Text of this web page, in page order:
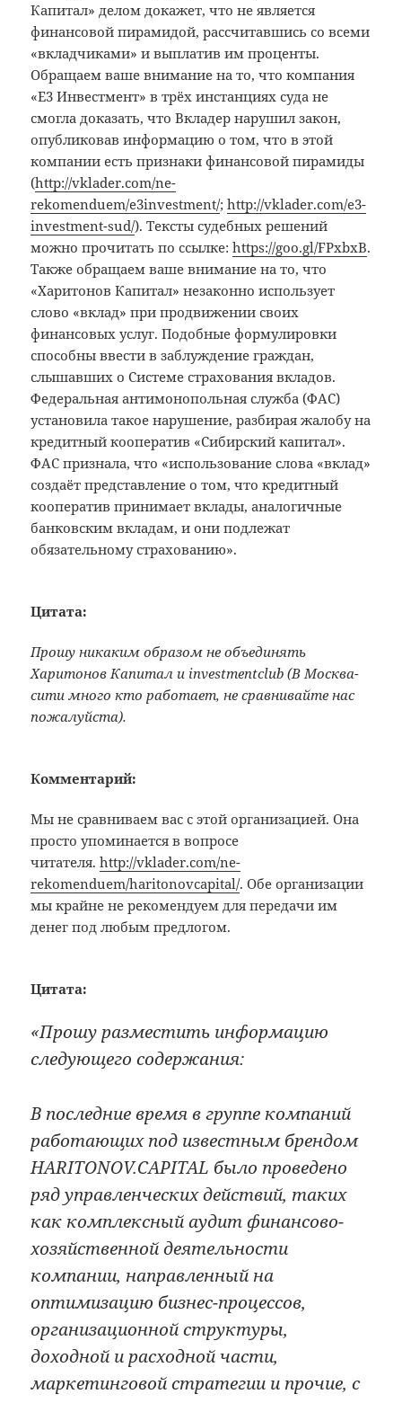
Капитал» делом докажет, что не является
финансовой пирамидой, рассчитавшись со всеми
«вкладчиками» и выплатив им проценты.
Обращаем ваше внимание на то, что компания
«Е3 Инвестмент» в трёх инстанциях суда не
смогла доказать, что Вкладер нарушил закон,
опубликовав информацию о том, что в этой
компании есть признаки финансовой пирамиды
(http://vklader.com/ne-
rekomenduem/e3investment/;http://vklader.com/e3-
investment-sud/). Тексты судебных решений
можно прочитать по ссылке:https://goo.gl/FPxbxB.
Также обращаем ваше внимание на то, что
«Харитонов Капитал» незаконно использует
слово «вклад» при продвижении своих
финансовых услуг. Подобные формулировки
способны ввести в заблуждение граждан,
слышавших о Системе страхования вкладов.
Федеральная антимонопольная служба (ФАС)
установила такое нарушение, разбирая жалобу на
кредитный кооператив «Сибирский капитал».
ФАС признала, что «использование слова «вклад»
создаёт представление о том, что кредитный
кооператив принимает вклады, аналогичные
банковским вкладам, и они подлежат
обязательному страхованию».
Цитата:
Прошу никаким образом не объединять
Харитонов Капитал и investmentclub (В Москва-
сити много кто работает, не сравнивайте нас
пожалуйста).
Комментарий:
Мы не сравниваем вас с этой организацией. Она
просто упоминается в вопросе
читателя.http://vklader.com/ne-
rekomenduem/haritonovcapital/. Обе организации
мы крайне не рекомендуем для передачи им
денег под любым предлогом.
Цитата:
«Прошу разместить информацию
следующего содержания:
В последние время в группе компаний
работающих под известным брендом
HARITONOV.CAPITAL было проведено
ряд управленческих действий, таких
как комплексный аудит финансово-
хозяйственной деятельности
компании, направленный на
оптимизацию бизнес-процессов,
организационной структуры,
доходной и расходной части,
маркетинговой стратегии и прочие, с